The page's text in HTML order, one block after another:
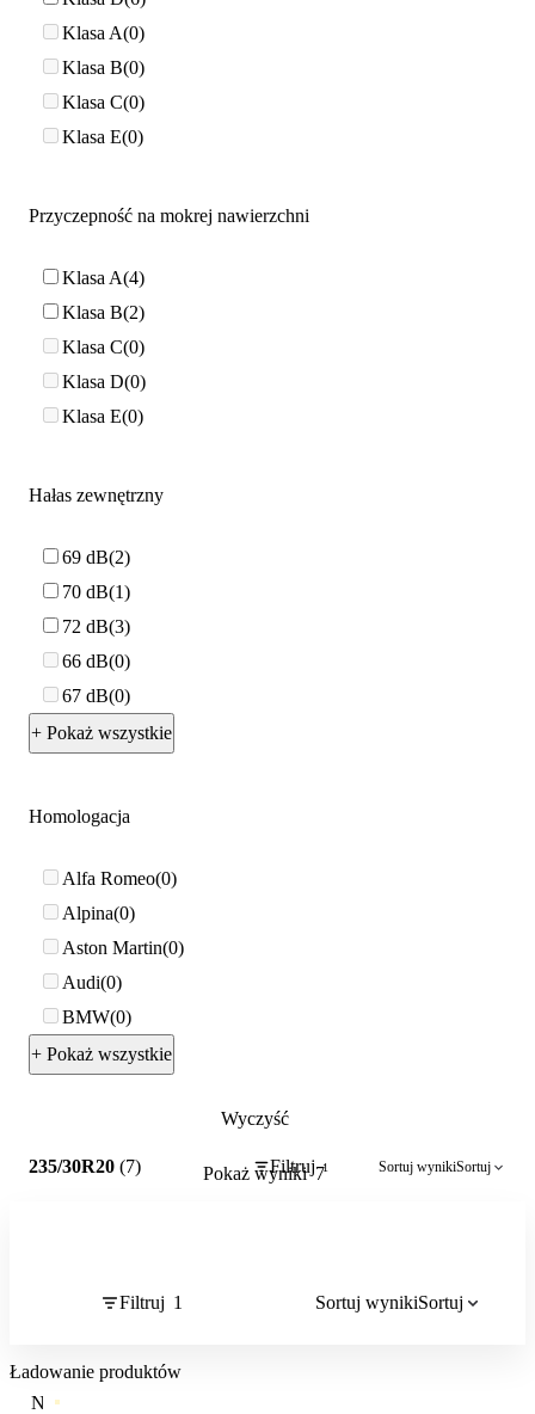
Klasa A 0
Klasa B 0
Klasa C 0
Klasa E 0
Przyczepność na mokrej nawierzchni
Klasa A 4
Klasa B 2
Klasa C 0
Klasa D 0
Klasa E 0
Hałas zewnętrzny
69 dB 2
70 dB 1
72 dB 3
66 dB 0
67 dB 0
+ Pokaż wszystkie
Homologacja
Alfa Romeo 0
Alpina 0
Aston Martin 0
Audi 0
BMW 0
+ Pokaż wszystkie
Wyczyść
Pokaż wyniki 7
235/30R20 (7) Filtruj 1 Sortuj wynikiSortuj
Filtruj 1 Sortuj wynikiSortuj
Ładowanie produktów
NAJWYŻSZA JAKOŚĆ